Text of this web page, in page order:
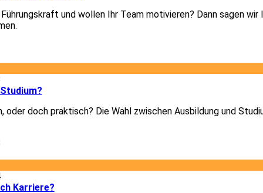
und wollen Ihr Team motivieren? Dann sagen wir
oder doch praktisch? Die Wahl zwischen Ausbildung und
Karriere?